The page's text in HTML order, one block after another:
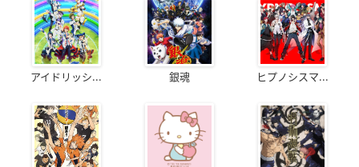
アイドリッシ... 銀魂 ヒプノシスマ...